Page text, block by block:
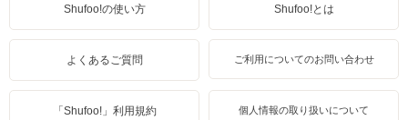
Shufoo!の使い方 Shufoo!とは
よくあるご質問 ご利用についてのお問い合わせ
「Shufoo!」利用規約 個人情報の取り扱いについて